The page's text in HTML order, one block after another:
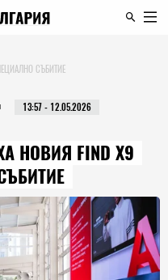
СЪБИТИЕ
13:57 - 12.05.2026
НОВИЯ FIND X9